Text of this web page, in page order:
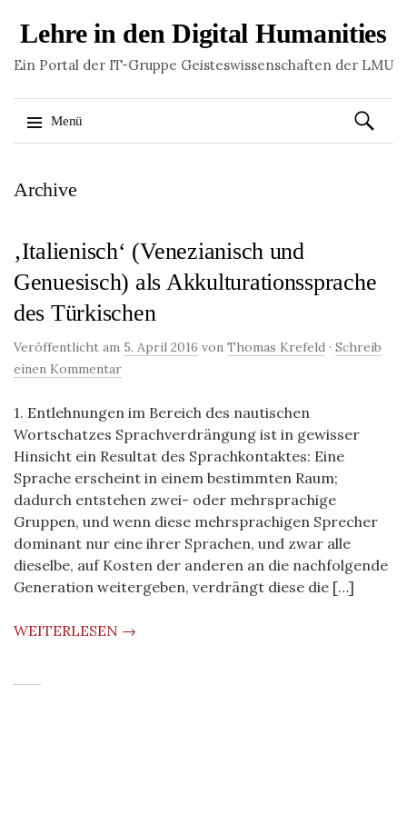
Lehre in den Digital Humanities
Ein Portal der IT-Gruppe Geisteswissenschaften der LMU
Menü
zum
Suchen
nach:
Archive
‚Italienisch‘ (Venezianisch und
Genuesisch) als Akkulturationssprache
des Türkischen
Veröffentlicht am 5. April 2016 von Thomas Krefeld · Schreib
einen Kommentar
1. Entlehnungen im Bereich des nautischen
Wortschatzes Sprachverdrängung ist in gewisser
Hinsicht ein Resultat des Sprachkontaktes: Eine
Sprache erscheint in einem bestimmten Raum;
dadurch entstehen zwei- oder mehrsprachige
Gruppen, und wenn diese mehrsprachigen Sprecher
dominant nur eine ihrer Sprachen, und zwar alle
dieselbe, auf Kosten der anderen an die nachfolgende
Generation weitergeben, verdrängt diese die […]
WEITERLESEN →